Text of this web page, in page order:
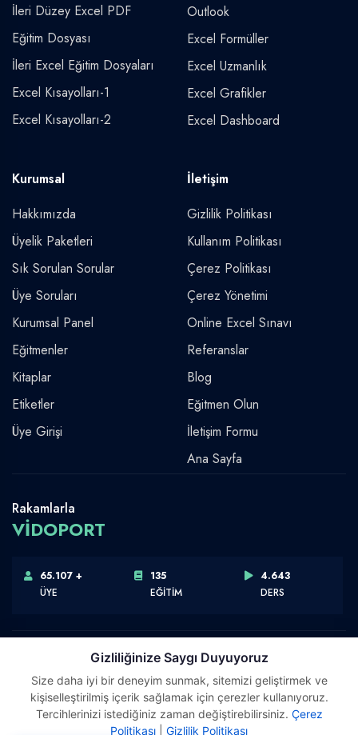
İleri Düzey Excel PDF
Eğitim Dosyası
İleri Excel Eğitim Dosyaları
Excel Kısayolları-1
Excel Kısayolları-2
Outlook
Excel Formüller
Excel Uzmanlık
Excel Grafikler
Excel Dashboard
Kurumsal
Hakkımızda
Üyelik Paketleri
Sık Sorulan Sorular
Üye Soruları
Kurumsal Panel
Eğitmenler
Kitaplar
Etiketler
Üye Girişi
İletişim
Gizlilik Politikası
Kullanım Politikası
Çerez Politikası
Çerez Yönetimi
Online Excel Sınavı
Referanslar
Blog
Eğitmen Olun
İletişim Formu
Ana Sayfa
Rakamlarla
VİDOPORT
65.107 +
ÜYE
135
EĞİTİM
4.643
DERS
Telif Hakkı © 2026 Vidoport, Inc.
Software,Design & Development:Webimonline
Gizliliğinize Saygı Duyuyoruz
Size daha iyi bir deneyim sunmak, sitemizi geliştirmek ve
kişiselleştirilmiş içerik sağlamak için çerezler kullanıyoruz.
Tercihlerinizi istediğiniz zaman değiştirebilirsiniz. Çerez
Politikası
Gizlilik Politikası